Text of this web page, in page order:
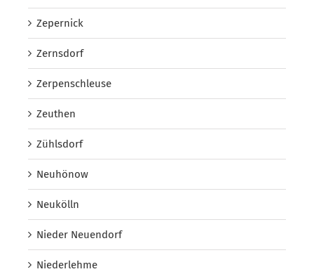
Zepernick
Zernsdorf
Zerpenschleuse
Zeuthen
Zühlsdorf
Neuhönow
Neukölln
Nieder Neuendorf
Niederlehme